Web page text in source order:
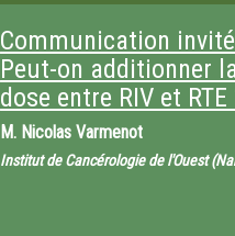
Communication
Peut-on additionner
dose entre RIV et RTE
M. Nicolas Varmenot
Institut de Cancérologie de l'Ouest